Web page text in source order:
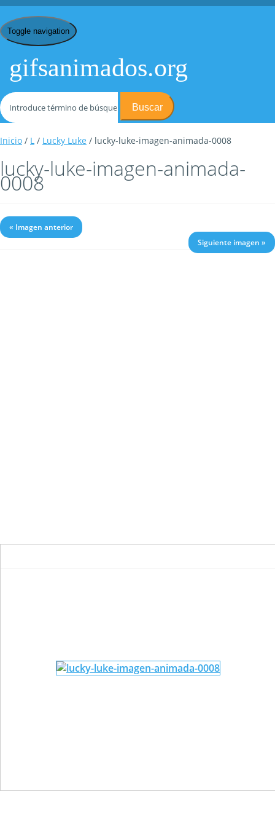
Toggle navigation
gifsanimados.org
Buscar
Inicio / L / Lucky Luke / lucky-luke-imagen-animada-0008
lucky-luke-imagen-animada-
0008
« Imagen anterior
Siguiente imagen »